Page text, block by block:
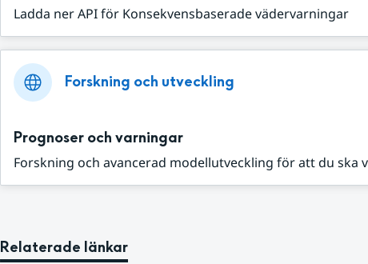
Ladda ner API för Konsekvensbaserade vädervarningar
Forskning och utveckling
Prognoser och varningar
Forskning och avancerad modellutveckling för att du ska
Relaterade länkar